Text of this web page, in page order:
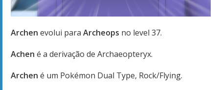
Archen evolui para Archeops no level 37.
Achen é a derivação de Archaeopteryx.
Archen é um Pokémon Dual Type, Rock/Flying.